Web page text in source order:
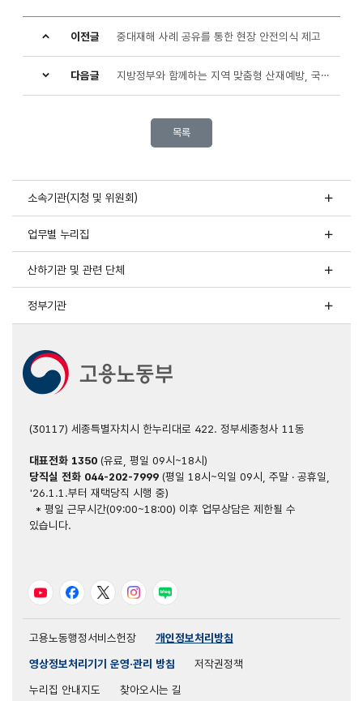
강화를
통한
기업간
해소
지원
확대
안전보건
완화!
노동시장
개선!
안전동행
지원사업
대기업
과
(협력업체)
이
함께하는
중대산업재해를
예방합시다!
이전글 중대재해 사례 공유를 통한 현장 안전의식 제고
다음글 지방정부와 함께하는 지역 맞춤형 산재예방, 국비 143억원 최초 투입
목록
소속기관(지청 및 위원회)
업무별 누리집
산하기관 및 관련 단체
정부기관
(30117) 세종특별자치시 한누리대로 422. 정부세종청사 11동
대표전화 1350(유료, 평일 09시~18시)
당직실 전화 044-202-7999(평일 18시~익일 09시, 주말 · 공휴일,
'26.1.1.부터 재택당직 시행 중)
* 평일 근무시간(09:00~18:00) 이후 업무상담은 제한될 수
있습니다.
유튜브 페이스북트위터 인스타그램
블로그
고용노동행정서비스헌장
개인정보처리방침
영상정보처리기기 운영·관리 방침
저작권정책
누리집 안내지도
찾아오시는 길